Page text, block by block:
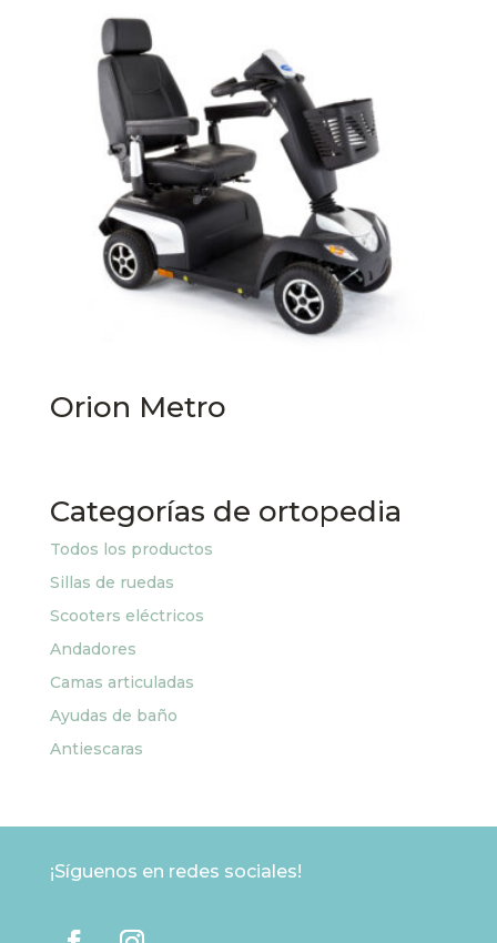
Orion Metro
Categorías de ortopedia
Todos los productos
Sillas de ruedas
Scooters eléctricos
Andadores
Camas articuladas
Ayudas de baño
Antiescaras
¡Síguenos en redes sociales!